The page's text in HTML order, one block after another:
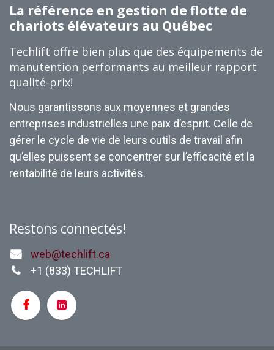
La référence en gestion de flotte de
chariots élévateurs au Québec
Techlift offre bien plus que des équipements de
manutention performants au meilleur rapport
qualité-prix!
Nous garantissons aux moyennes et grandes
entreprises industrielles une paix d’esprit. Celle de
gérer le cycle de vie de leurs outils de travail afin
qu’elles puissent se concentrer sur l’efficacité et la
rentabilité de leurs activités.
Restons connectés!
web@techlift.ca
+1 (833) TECHLIFT